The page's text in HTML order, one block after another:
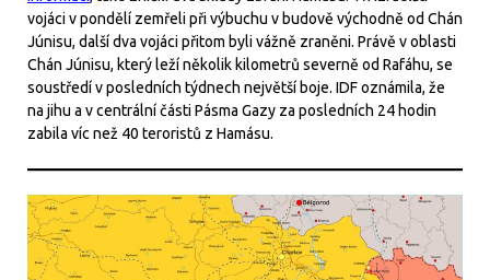
vojáci v pondělí zemřeli při výbuchu v budově východně od Chán
Júnisu, další dva vojáci přitom byli vážně zraněni. Právě v oblasti
Chán Júnisu, který leží několik kilometrů severně od Rafáhu, se
soustředí v posledních týdnech největší boje. IDF oznámila, že
na jihu a v centrální části Pásma Gazy za posledních 24 hodin
zabila víc než 40 teroristů z Hamásu.